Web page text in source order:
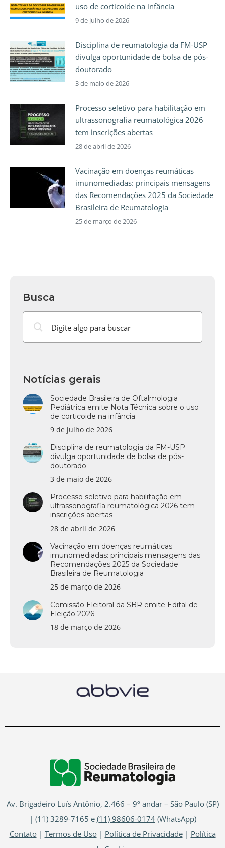
uso de corticoide na infância
9 de julho de 2026
Disciplina de reumatologia da FM-USP
divulga oportunidade de bolsa de pós-
doutorado
3 de maio de 2026
Processo seletivo para habilitação em
ultrassonografia reumatológica 2026
tem inscrições abertas
28 de abril de 2026
Vacinação em doenças reumáticas
imunomediadas: principais mensagens
das Recomendações 2025 da Sociedade
Brasileira de Reumatologia
25 de março de 2026
Busca
Notícias gerais
Sociedade Brasileira de Oftalmologia
Pediátrica emite Nota Técnica sobre o uso
de corticoide na infância
9 de julho de 2026
Disciplina de reumatologia da FM-USP
divulga oportunidade de bolsa de pós-
doutorado
3 de maio de 2026
Processo seletivo para habilitação em
ultrassonografia reumatológica 2026 tem
inscrições abertas
28 de abril de 2026
Vacinação em doenças reumáticas
imunomediadas: principais mensagens das
Recomendações 2025 da Sociedade
Brasileira de Reumatologia
25 de março de 2026
Comissão Eleitoral da SBR emite Edital de
Eleição 2026
18 de março de 2026
Av. Brigadeiro Luís Antônio, 2.466 – 9º andar – São Paulo (SP)
| (11) 3289-7165 e (11) 98606-0174(WhatsApp)
Contato| Termos de Uso| Política de Privacidade| Política